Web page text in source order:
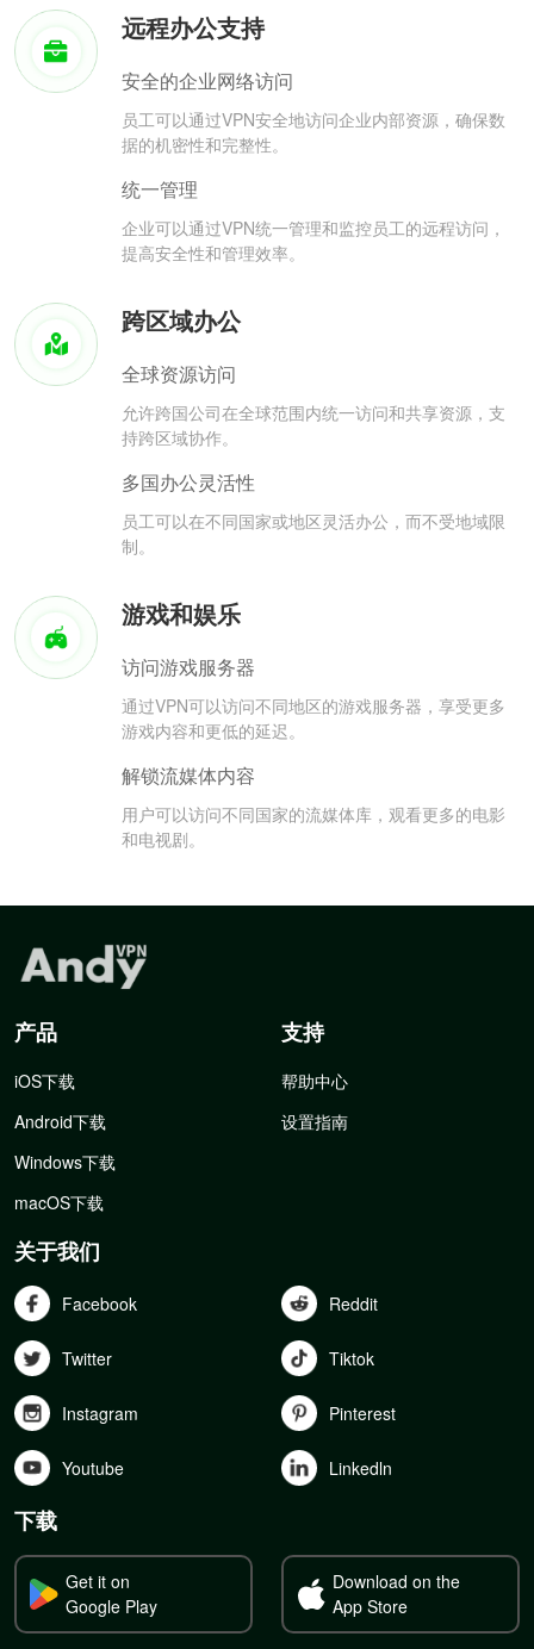
远程办公支持
安全的企业网络访问
员工可以通过VPN安全地访问企业内部资源，确保数
据的机密性和完整性。
统一管理
企业可以通过VPN统一管理和监控员工的远程访问，
提高安全性和管理效率。
跨区域办公
全球资源访问
允许跨国公司在全球范围内统一访问和共享资源，支
持跨区域协作。
多国办公灵活性
员工可以在不同国家或地区灵活办公，而不受地域限
制。
游戏和娱乐
访问游戏服务器
通过VPN可以访问不同地区的游戏服务器，享受更多
游戏内容和更低的延迟。
解锁流媒体内容
用户可以访问不同国家的流媒体库，观看更多的电影
和电视剧。
产品
iOS下载
Android下载
Windows下载
macOS下载
支持
帮助中心
设置指南
关于我们
Facebook Reddit
Twitter Tiktok
Instagram Pinterest
Youtube Linkedln
下载
Get it on
Google Play
Download on the
App Store